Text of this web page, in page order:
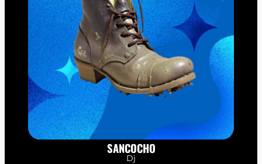
SANCOCHO
Dj